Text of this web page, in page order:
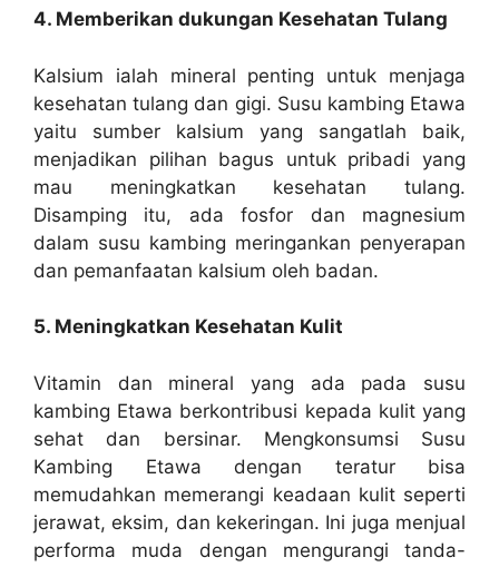
4. Memberikan dukungan Kesehatan Tulang
Kalsium ialah mineral penting untuk menjaga
kesehatan tulang dan gigi. Susu kambing Etawa
yaitu sumber kalsium yang sangatlah baik,
menjadikan pilihan bagus untuk pribadi yang
mau meningkatkan kesehatan tulang.
Disamping itu, ada fosfor dan magnesium
dalam susu kambing meringankan penyerapan
dan pemanfaatan kalsium oleh badan.
5. Meningkatkan Kesehatan Kulit
Vitamin dan mineral yang ada pada susu
kambing Etawa berkontribusi kepada kulit yang
sehat dan bersinar. Mengkonsumsi Susu
Kambing Etawa dengan teratur bisa
memudahkan memerangi keadaan kulit seperti
jerawat, eksim, dan kekeringan. Ini juga menjual
performa muda dengan mengurangi tanda-